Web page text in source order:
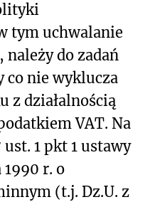
tym uchwalanie
do zadań
co nie wyklucza
z działalnością
VAT. Na
1 pkt 1 ustawy
r. o
(t.j. Dz.U. z